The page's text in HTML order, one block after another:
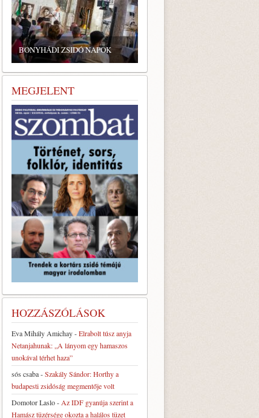
ZSIDÓ GASZTRONÓMIAI
TALÁLKOZÓ A BONYHÁDI
ZSINAGÓGÁBAN
MEGJELENT
HOZZÁSZÓLÁSOK
Eva Mihály Amichay-Elrabolt túsz anyja
Netanjahunak: „A lányom egy hamaszos
unokával térhet haza”
sós csaba-Szakály Sándor: Horthy a
budapesti zsidóság megmentője volt
Domotor Laslo- Az IDF gyanúja szerint a
Hamász tüzérsége okozta a halálos tüzet